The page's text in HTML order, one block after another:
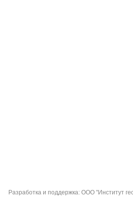
Разработка и поддержка: ООО "Институт